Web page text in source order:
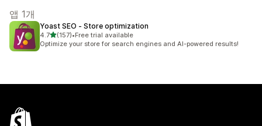
앱 1개
Yoast SEO ‑ Store optimization
4.7별 5개 중
(157)
총 리뷰 157개
•Free trial available
Optimize your store for search engines and AI-powered results!